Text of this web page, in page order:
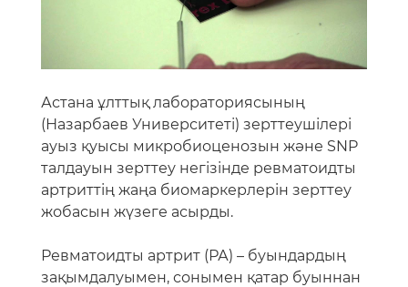
Астана ұлттық лабораториясының
(Назарбаев Университеті) зерттеушілері
ауыз қуысы микробиоценозын және SNP
талдауын зерттеу негізінде ревматоидты
артриттің жаңа биомаркерлерін зерттеу
жобасын жүзеге асырды.
Ревматоидты артрит (РА) – буындардың
зақымдалуымен, сонымен қатар буыннан